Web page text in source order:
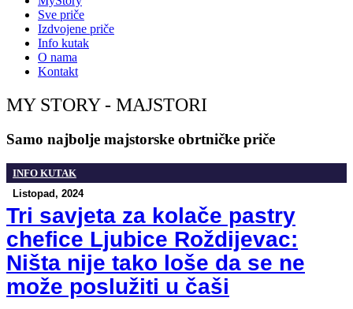
Sve priče
Izdvojene priče
Info kutak
O nama
Kontakt
MY STORY - MAJSTORI
Samo najbolje majstorske obrtničke priče
INFO KUTAK
Listopad, 2024
Tri savjeta za kolače pastry
chefice Ljubice Roždijevac:
Ništa nije tako loše da se ne
može poslužiti u čaši